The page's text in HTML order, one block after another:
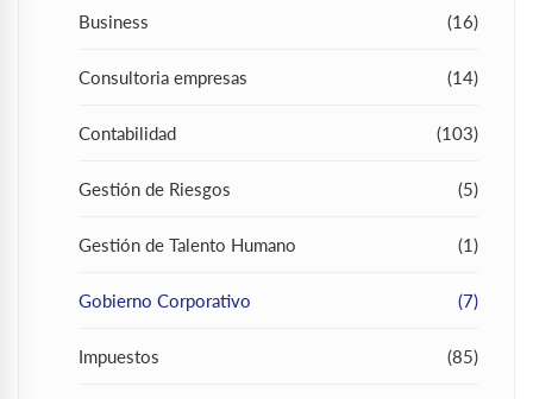
Business (16)
Consultoria empresas (14)
Contabilidad (103)
Gestión de Riesgos (5)
Gestión de Talento Humano (1)
Gobierno Corporativo (7)
Impuestos (85)